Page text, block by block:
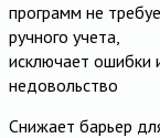
программ не
ручного учета,
исключает ошибки
недовольство
Снижает барьер